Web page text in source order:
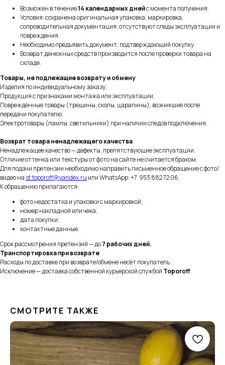
Возможен в течение14 календарных днейс момента получения.
Условия: сохранена оригинальная упаковка, маркировка,
сопроводительная документация; отсутствуют следы эксплуатации и
повреждения.
Необходимо предъявить документ, подтверждающий покупку.
Возврат денежных средств производится после проверки товара на
складе.
Товары, не подлежащие возврату и обмену
Изделия по индивидуальному заказу;
Продукция с признаками монтажа или эксплуатации;
Повреждённые товары (трещины, сколы, царапины), возникшие после
передачи покупателю;
Электротовары (лампы, светильники) при наличии следов подключения.
Возврат товара ненадлежащего качества
Ненадлежащее качество — дефекты, препятствующие эксплуатации.
Отличие оттенка или текстуры от фото на сайте не считается браком.
Для подачи претензии необходимо направить письменное обращение с фото/
видео на st.toporoff@yandex.ru или WhatsApp: +7 953 882 72 06
К обращению прилагаются:
фото недостатка и упаковки с маркировкой;
номер накладной или чека;
дата покупки;
контактные данные.
Срок рассмотрения претензий — до7 рабочих дней.
Транспортировка при возврате
Расходы по доставке при возврате/обмене несёт покупатель.
Исключение — доставка собственной курьерской службой Toporoff.
СМОТРИТЕ ТАКЖЕ